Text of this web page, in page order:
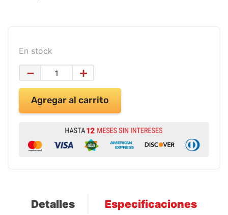
En stock
＋
－
Agregar al carrito
Detalles Especificaciones